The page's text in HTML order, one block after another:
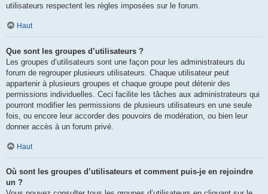
utilisateurs respectent les règles imposées sur le forum.
Haut
Que sont les groupes d’utilisateurs ?
Les groupes d’utilisateurs sont une façon pour les administrateurs du
forum de regrouper plusieurs utilisateurs. Chaque utilisateur peut
appartenir à plusieurs groupes et chaque groupe peut détenir des
permissions individuelles. Ceci facilite les tâches aux administrateurs qui
pourront modifier les permissions de plusieurs utilisateurs en une seule
fois, ou encore leur accorder des pouvoirs de modération, ou bien leur
donner accès à un forum privé.
Haut
Où sont les groupes d’utilisateurs et comment puis-je en rejoindre
un ?